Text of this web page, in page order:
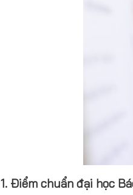
1. Điểm chuẩn đại học